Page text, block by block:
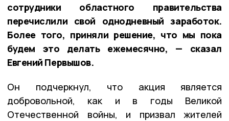
сотрудники областного правительства
перечислили свой однодневный заработок.
Более того, приняли решение, что мы пока
будем это делать ежемесячно, — сказал
Евгений Первышов.
Он подчеркнул, что акция является
добровольной, как и в годы Великой
Отечественной войны, и призвал жителей